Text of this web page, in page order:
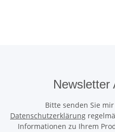
Newsletter
Bitte senden Sie
Datenschutzerklärung
Informationen zu Ihrem